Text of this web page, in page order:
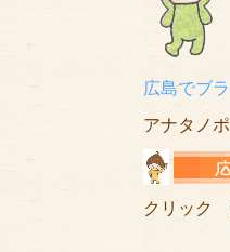
広島でブ
アナタノ
クリック